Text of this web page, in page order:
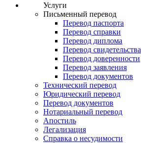
Услуги
Письменный перевод
Перевод паспорта
Перевод справки
Перевод диплома
Перевод свидетельства
Перевод доверенности
Перевод заявления
Перевод документов
Технический перевод
Юридический перевод
Перевод документов
Нотариальный перевод
Апостиль
Легализация
Справка о несудимости